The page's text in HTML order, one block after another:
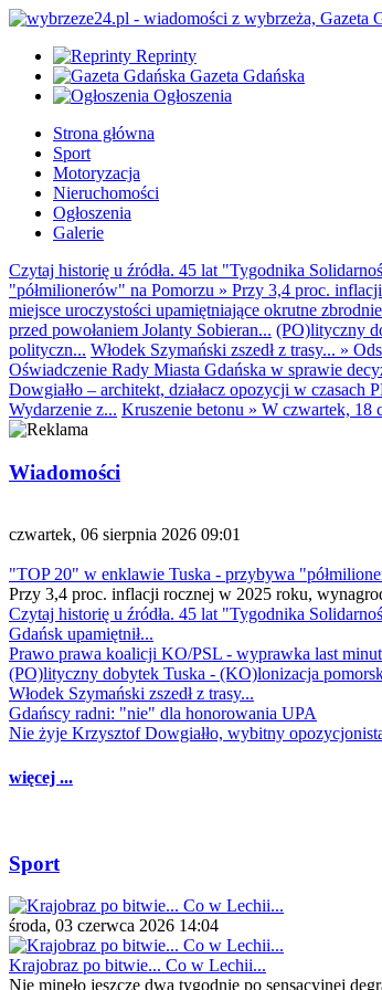
Reprinty
Gazeta Gdańska
Ogłoszenia
Strona główna
Sport
Motoryzacja
Nieruchomości
Ogłoszenia
Galerie
Czytaj historię u źródła. 45 lat "Tygodnika
"półmilionerów" na Pomorzu » Przy 3,4 proc.
miejsce uroczystości upamiętniające okrutne
przed powołaniem Jolanty Sobieran... (PO)lityczny
polityczn... Włodek Szymański zszedł z trasy... »
Oświadczenie Rady Miasta Gdańska w sprawie
Dowgiałło – architekt, działacz opozycji w czasach
Wydarzenie z... Kruszenie betonu » W czwartek, 18
Wiadomości
czwartek, 06 sierpnia 2026 09:01
"TOP 20" w enklawie Tuska - przybywa
Przy 3,4 proc. inflacji rocznej w 2025 roku,
Czytaj historię u źródła. 45 lat "Tygodnika
Gdańsk upamiętnił...
Prawo prawa koalicji KO/PSL - wyprawka last
(PO)lityczny dobytek Tuska - (KO)lonizacja
Włodek Szymański zszedł z trasy...
Gdańscy radni: "nie" dla honorowania UPA
Nie żyje Krzysztof Dowgiałło, wybitny
więcej ...
Sport
środa, 03 czerwca 2026 14:04
Krajobraz po bitwie... Co w Lechii...
Nie minęło jeszcze dwa tygodnie po sensacyjnej